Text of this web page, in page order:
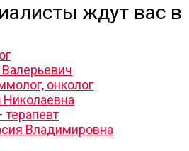
ждут вас в
онколог
Николаевна
терапевт
Владимировна